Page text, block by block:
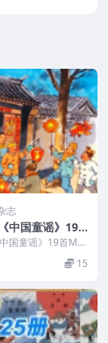
志
中国童谣》19
国童谣》19首MP
15